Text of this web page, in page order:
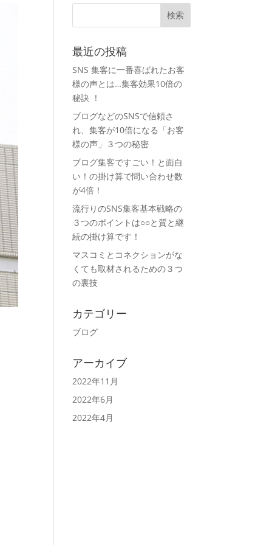
最近の投稿
SNS 集客に一番喜ばれたお客
様の声とは…集客効果10倍の
秘訣 ！
ブログなどのSNSで信頼さ
れ、集客が10倍になる「お客
様の声」３つの秘密
ブログ集客ですごい！と面白
い！の掛け算で問い合わせ数
が4倍！
流行りのSNS集客基本戦略の
３つのポイントは○○と質と継
続の掛け算です！
マスコミとコネクションがな
くても取材されるための３つ
の裏技
カテゴリー
ブログ
アーカイブ
2022年11月
2022年6月
2022年4月